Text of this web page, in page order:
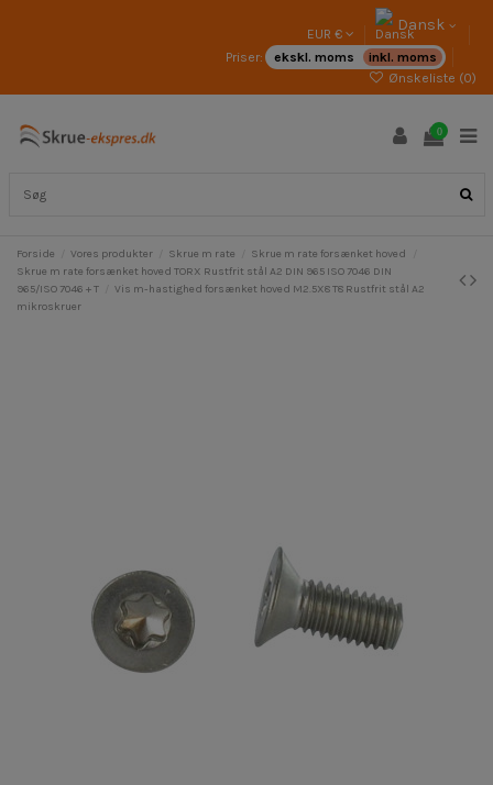
EUR € Dansk
Priser: ekskl. moms
inkl. moms
Ønskeliste (0)
0
Forside Vores produkter Skrue m rate
Skrue m rate forsænket hoved
Skrue m rate forsænket hoved TORX Rustfrit stål A2 DIN 965 ISO 7046 DIN
965/ISO 7046 + T
Vis m-hastighed forsænket hoved M2.5X8 T8 Rustfrit stål A2
mikroskruer